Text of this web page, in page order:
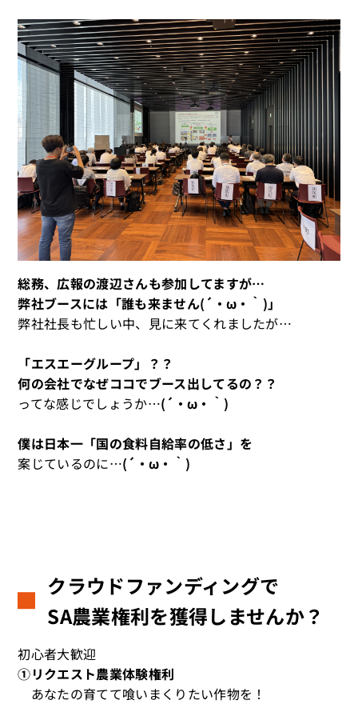
総務、広報の渡辺さんも参加してますが…
弊社ブースには「誰も来ません(´・ω・｀)」
弊社社長も忙しい中、見に来てくれましたが…
「エスエーグループ」？？
何の会社でなぜココでブース出してるの？？
ってな感じでしょうか…(´・ω・｀)
僕は日本一「国の食料自給率の低さ」を
案じているのに…(´・ω・｀)
クラウドファンディングで
SA農業権利を獲得しませんか？
初心者大歓迎
①リクエスト農業体験権利
あなたの育てて喰いまくりたい作物を！